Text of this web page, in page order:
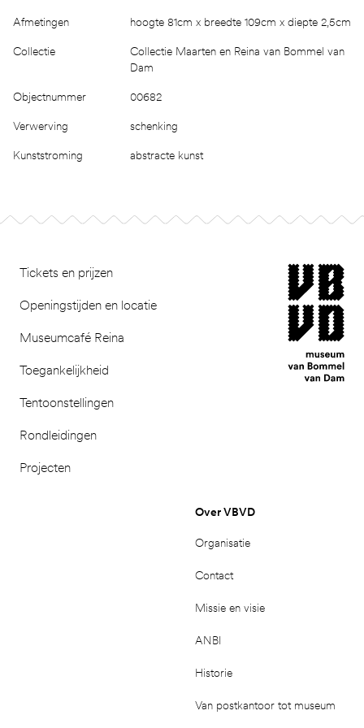
Afmetingen hoogte 81cm x breedte 109cm x diepte 2,5cm
Collectie
Collectie Maarten en Reina van Bommel van
Dam
Objectnummer 00682
Verwerving schenking
Kunststroming abstracte kunst
Tickets en prijzen
Openingstijden en locatie
Museumcafé Reina
Toegankelijkheid
Tentoonstellingen
Rondleidingen
Projecten
museum van
Over VBVD
Organisatie
Contact
Missie en visie
ANBI
Historie
Van postkantoor tot museum